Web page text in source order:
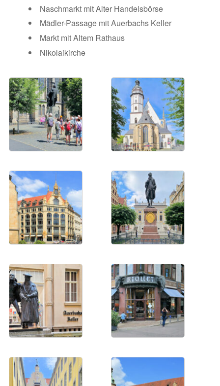
Naschmarkt mit Alter Handelsbörse
Mädler-Passage mit Auerbachs Keller
Markt mit Altem Rathaus
Nikolaikirche